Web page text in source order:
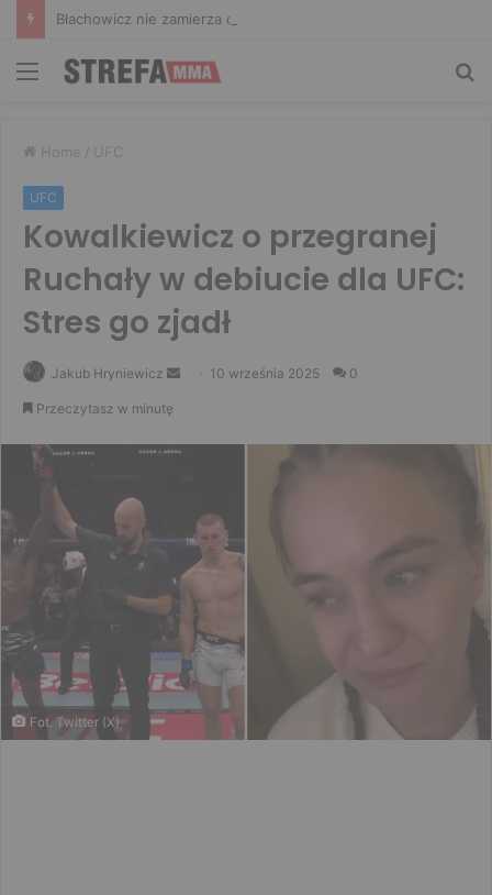
Menu
Home / UFC
UFC
Kowalkiewicz o przegranej
Ruchały w debiucie dla UFC:
Stres go zjadł
Jakub Hryniewicz
Send 10 września 2025 0
Przeczytasz w minutę
Fot. Twitter (X)